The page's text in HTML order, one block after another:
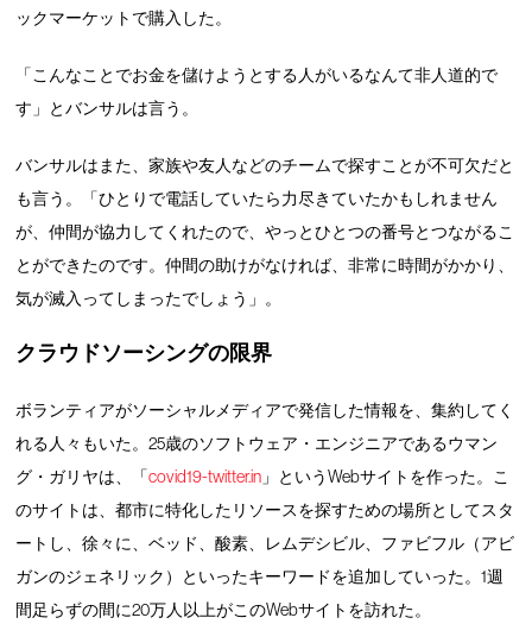
ックマーケットで購入した。
「こんなことでお金を儲けようとする人がいるなんて非人道的で
す」とバンサルは言う。
バンサルはまた、家族や友人などのチームで探すことが不可欠だと
も言う。「ひとりで電話していたら力尽きていたかもしれません
が、仲間が協力してくれたので、やっとひとつの番号とつながるこ
とができたのです。仲間の助けがなければ、非常に時間がかかり、
気が滅入ってしまったでしょう」。
クラウドソーシングの限界
ボランティアがソーシャルメディアで発信した情報を、集約してく
れる人々もいた。25歳のソフトウェア・エンジニアであるウマン
グ・ガリヤは、「covid19-twitter.in 」というWebサイトを作った。こ
のサイトは、都市に特化したリソースを探すための場所としてスタ
ートし、徐々に、ベッド、酸素、レムデシビル、ファビフル（アビ
ガンのジェネリック）といったキーワードを追加していった。1週
間足らずの間に20万人以上がこのWebサイトを訪れた。